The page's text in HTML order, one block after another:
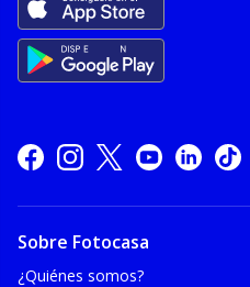
Sobre Fotocasa
¿Quiénes somos?